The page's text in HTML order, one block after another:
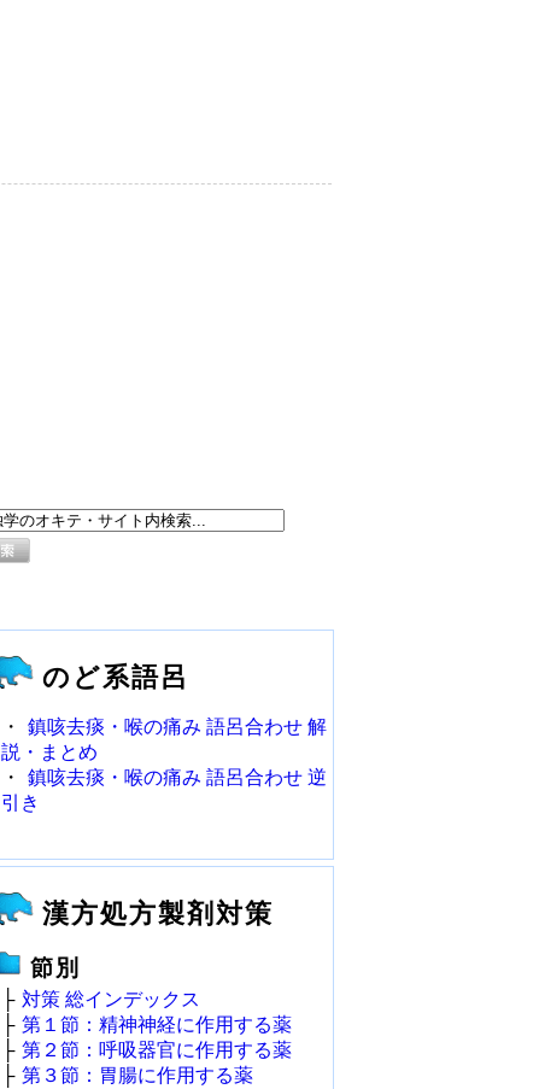
のど系語呂
・
鎮咳去痰・喉の痛み 語呂合わせ 解
説・まとめ
・
鎮咳去痰・喉の痛み 語呂合わせ 逆
引き
漢方処方製剤対策
節別
├ 対策 総インデックス
├ 第１節：精神神経に作用する薬
├ 第２節：呼吸器官に作用する薬
├ 第３節：胃腸に作用する薬